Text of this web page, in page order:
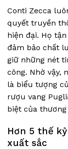
Conti Zecca
quyết truyền
hiện đại. Họ
đảm bảo chất
giữ những nét
công. Nhờ vậy,
là biểu tượng
rượu vang
biệt của thương
Hơn 5 thế
xuất sắc